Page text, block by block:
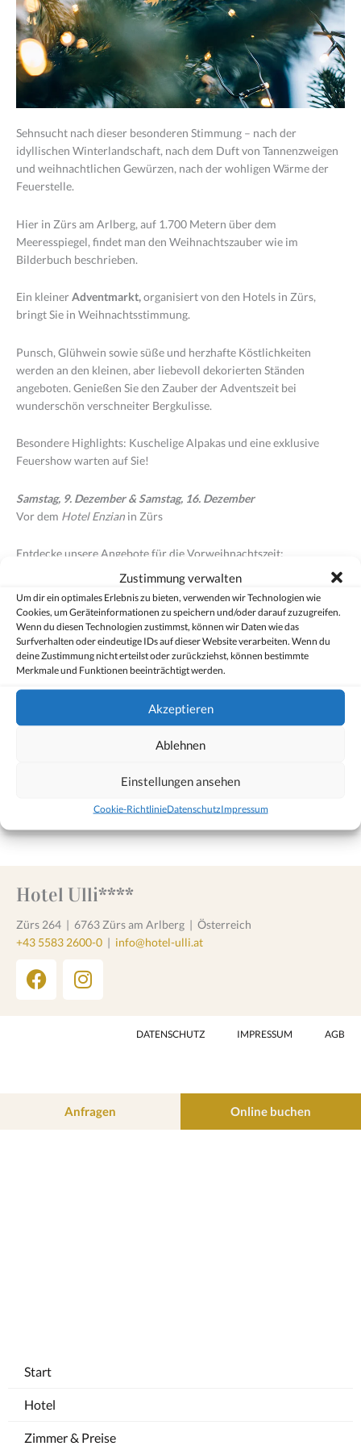
Zustimmung verwalten
Um dir ein optimales Erlebnis zu bieten, verwenden wir Technologien wie
Cookies, um Geräteinformationen zu speichern und/oder darauf zuzugreifen.
Wenn du diesen Technologien zustimmst, können wir Daten wie das
Surfverhalten oder eindeutige IDs auf dieser Website verarbeiten. Wenn du
deine Zustimmung nicht erteilst oder zurückziehst, können bestimmte
Merkmale und Funktionen beeinträchtigt werden.
Akzeptieren
Ablehnen
Einstellungen ansehen
Cookie-RichtlinieDatenschutzImpressum
Sehnsucht nach dieser besonderen Stimmung – nach der
idyllischen Winterlandschaft, nach dem Duft von Tannenzweigen
und weihnachtlichen Gewürzen, nach der wohligen Wärme der
Feuerstelle.
Hier in Zürs am Arlberg, auf 1.700 Metern über dem
Meeresspiegel, findet man den Weihnachtszauber wie im
Bilderbuch beschrieben.
Ein kleinerAdventmarkt,organisiert von den Hotels in Zürs,
bringt Sie in Weihnachtsstimmung.
Punsch, Glühwein sowie süße und herzhafte Köstlichkeiten
werden an den kleinen, aber liebevoll dekorierten Ständen
angeboten. Genießen Sie den Zauber der Adventszeit bei
wunderschön verschneiter Bergkulisse.
Besondere Highlights: Kuschelige Alpakas und eine exklusive
Feuershow warten auf Sie!
Samstag, 9. Dezember & Samstag, 16. Dezember
Vor dem Hotel Enzian in Zürs
Entdecke unsere Angebote für die Vorweihnachtszeit:
Adventzauber in den Bergen
Hotel Ulli****
Zürs 264 | 6763 Zürs am Arlberg | Österreich
+43 5583 2600-0 | info@hotel-ulli.at
F
a
I
n
a
DATENSCHUTZ IMPRESSUM AGB
Anfragen Online buchen
Start
Hotel
Zimmer & Preise